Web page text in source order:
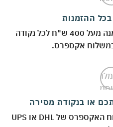
ההזמנות
קבלו משלוח חינם על כל הזמנה מעל 400 ש"ח לכל נקודה
אקספרס.
או בנקודת מסירה
אנו משתמשים בתוכנית משלוח האקספרס של DHL או UPS